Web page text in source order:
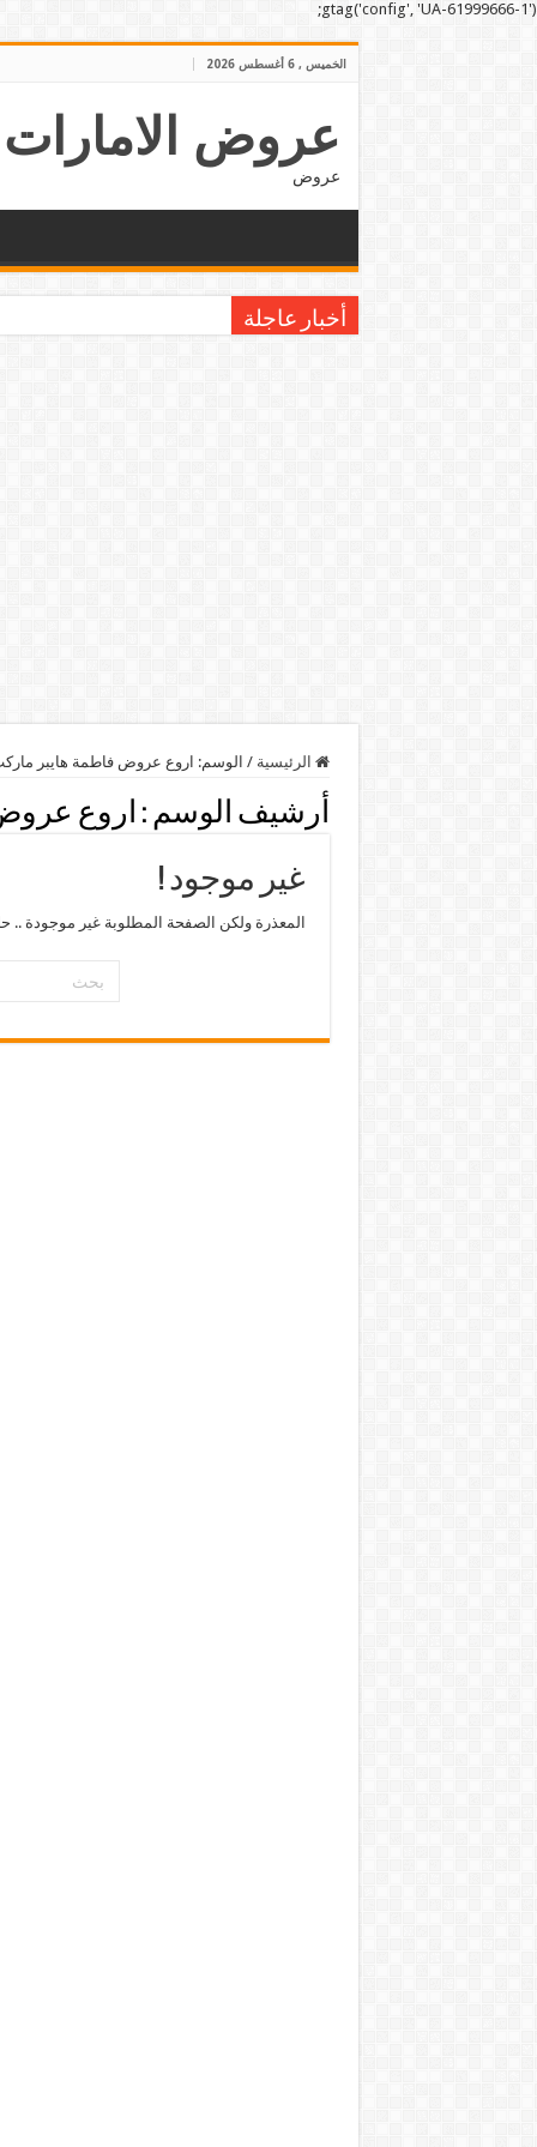
gtag('config', 'UA-61999666-1');
الخميس , 6 أغسطس 2026
عروض الامارات
عروض
أخبار عاجلة
الرئيسية / الوسم: اروع عروض فاطمة هايبر
أرشيف الوسم : اروع
غير موجود !
المعذرة ولكن الصفحة المطلوبة غير موجودة